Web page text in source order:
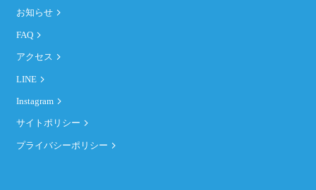
お知らせ
FAQ
アクセス
LINE
Instagram
サイトポリシー
プライバシーポリシー